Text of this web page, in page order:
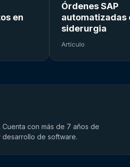
en
Órdenes SAP
automatizadas
siderurgia
Artículo
con más de 7 años de
de software.